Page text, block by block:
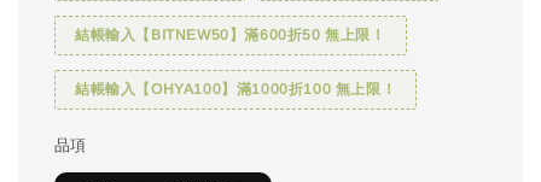
結帳輸入【BITNEW50】滿600折50 無上限！
結帳輸入【OHYA100】滿1000折100 無上限！
品項